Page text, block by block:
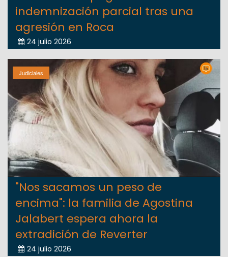
indemnización parcial tras una
agresión en Roca
24 julio 2026
Judiciales
"Nos sacamos un peso de
encima": la familia de Agostina
Jalabert espera ahora la
extradición de Reverter
24 julio 2026